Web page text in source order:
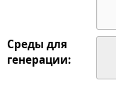
Среды для
генерации: